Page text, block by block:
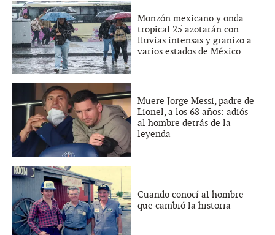
Monzón mexicano y onda
tropical 25 azotarán con
lluvias intensas y granizo a
varios estados de México
Muere Jorge Messi, padre de
Lionel, a los 68 años: adiós
al hombre detrás de la
leyenda
Cuando conocí al hombre
que cambió la historia